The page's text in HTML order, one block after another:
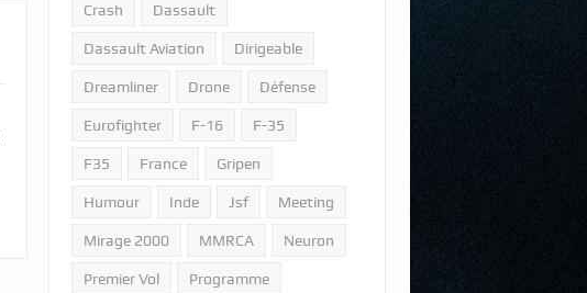
Crash Dassault
Dassault Aviation Dirigeable
Dreamliner Drone Défense
Eurofighter F-16 F-35
F35 France Gripen
Humour Inde Jsf Meeting
Mirage 2000 MMRCA Neuron
Premier Vol Programme